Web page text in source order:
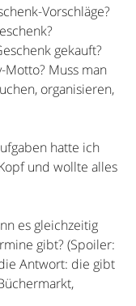
Vorschläge?
gekauft?
Motto? Muss man
organisieren,
hatte ich
und wollte alles
es gleichzeitig
gibt? (Spoiler:
Antwort: die gibt